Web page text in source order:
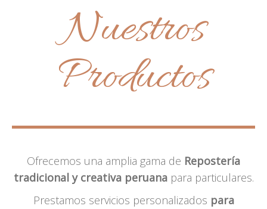
Nuestros
Productos
Ofrecemos una amplia gama de Repostería
tradicional y creativa peruanapara particulares.
Prestamos servicios personalizados para